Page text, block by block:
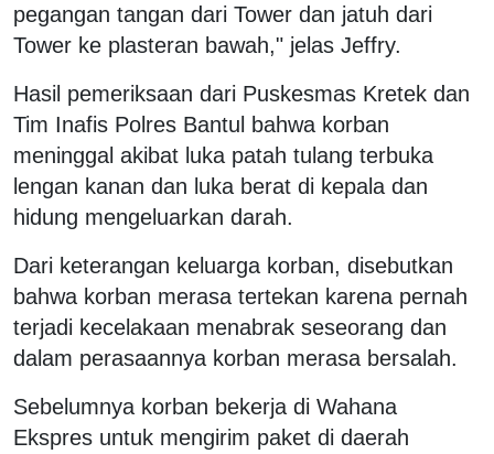
pegangan tangan dari Tower dan jatuh dari
Tower ke plasteran bawah," jelas Jeffry.
Hasil pemeriksaan dari Puskesmas Kretek dan
Tim Inafis Polres Bantul bahwa korban
meninggal akibat luka patah tulang terbuka
lengan kanan dan luka berat di kepala dan
hidung mengeluarkan darah.
Dari keterangan keluarga korban, disebutkan
bahwa korban merasa tertekan karena pernah
terjadi kecelakaan menabrak seseorang dan
dalam perasaannya korban merasa bersalah.
Sebelumnya korban bekerja di Wahana
Ekspres untuk mengirim paket di daerah